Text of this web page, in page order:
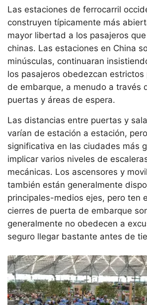
Las estaciones de ferrocarril
construyen típicamente más
mayor libertad a los pasajeros
chinas. Las estaciones en China
minúsculas, continuaran
los pasajeros obedezcan estrictos
de embarque, a menudo a través
puertas y áreas de espera.
Las distancias entre puertas y
varían de estación a estación,
significativa en las ciudades más
implicar varios niveles de
mecánicas. Los ascensores y
también están generalmente
principales-medios ejes, pero ten
cierres de puerta de embarque
generalmente no obedecen a
seguro llegar bastante antes de